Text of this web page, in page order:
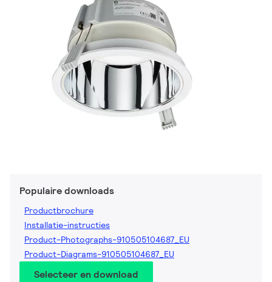
Populaire downloads
Productbrochure
Installatie-instructies
Product-Photographs-910505104687_EU
Product-Diagrams-910505104687_EU
Selecteer en download